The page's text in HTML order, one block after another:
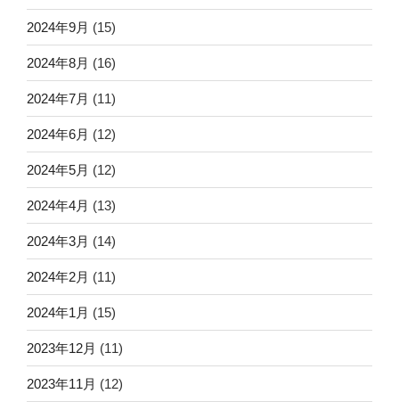
2024年9月 (15)
2024年8月 (16)
2024年7月 (11)
2024年6月 (12)
2024年5月 (12)
2024年4月 (13)
2024年3月 (14)
2024年2月 (11)
2024年1月 (15)
2023年12月 (11)
2023年11月 (12)